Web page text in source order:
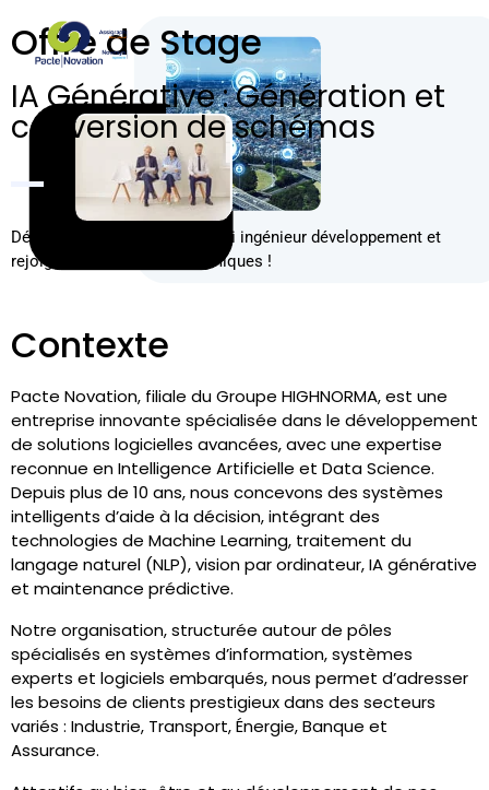
Offre de Stage
IA Générative : Génération et
conversion de schémas
Découvrez notre offre d’emploi ingénieur développement et
rejoignez des équipes dynamiques !
Contexte
Pacte Novation, filiale du Groupe HIGHNORMA, est une
entreprise innovante spécialisée dans le développement
de solutions logicielles avancées, avec une expertise
reconnue en Intelligence Artificielle et Data Science.
Depuis plus de 10 ans, nous concevons des systèmes
intelligents d’aide à la décision, intégrant des
technologies de Machine Learning, traitement du
langage naturel (NLP), vision par ordinateur, IA générative
et maintenance prédictive.
Notre organisation, structurée autour de pôles
spécialisés en systèmes d’information, systèmes
experts et logiciels embarqués, nous permet d’adresser
les besoins de clients prestigieux dans des secteurs
variés : Industrie, Transport, Énergie, Banque et
Assurance.